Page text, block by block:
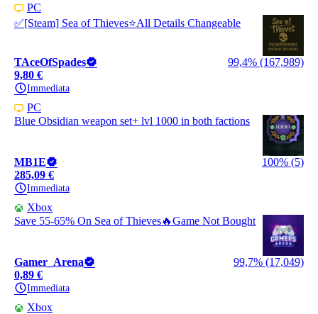
PC
✅[Steam] Sea of Thieves⭐All Details Changeable
TAceOfSpades
99,4% (167,989)
9,80 €
Immediata
PC
Blue Obsidian weapon set+ lvl 1000 in both factions
MB1E
100% (5)
285,09 €
Immediata
Xbox
Save 55-65% On Sea of Thieves🔥Game Not Bought
Gamer_Arena
99,7% (17,049)
0,89 €
Immediata
Xbox